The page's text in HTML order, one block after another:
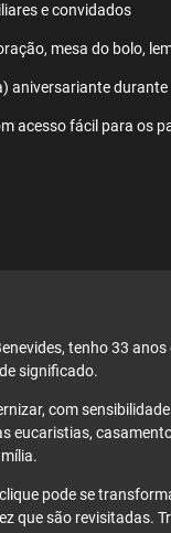
e convidados
mesa do bolo,
aniversariante
acesso fácil para os
tenho 33
significado.
com
eucaristias,
pode se
que são revisitadas.